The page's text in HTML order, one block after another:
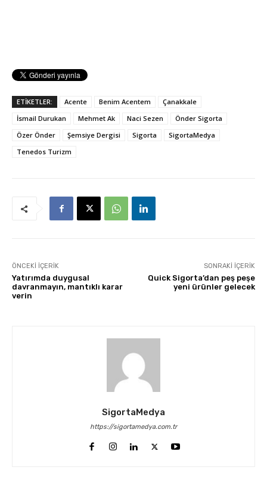
ETİKETLER: Acente Benim Acentem
Çanakkale
İsmail Durukan
Mehmet Ak Naci Sezen
Önder Sigorta
Özer Önder
Şemsiye Dergisi Sigorta
SigortaMedya
Tenedos Turizm
ÖNCEKI İÇERIK
Yatırımda duygusal
davranmayın, mantıklı karar
verin
SONRAKI İÇERIK
Quick Sigorta’dan peş peşe
yeni ürünler gelecek
SigortaMedya
https://sigortamedya.com.tr